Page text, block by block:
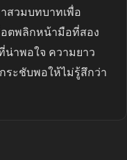
สวมบทบาทเพื่อ
ตพลิกหน้ามือที่สอง
น่าพอใจ ความยาว
ระชับพอให้ไม่รู้สึกว่า